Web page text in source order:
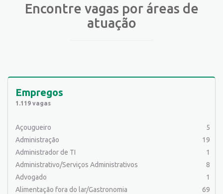
Encontre vagas por áreas de
atuação
Empregos
1.119 vagas
Açougueiro
5
Administração
19
Administrador de TI
1
Administrativo/Serviços Administrativos
8
Advogado
1
Alimentação fora do lar/Gastronomia
69